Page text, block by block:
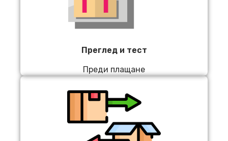
Преглед и тест
Преди плащане